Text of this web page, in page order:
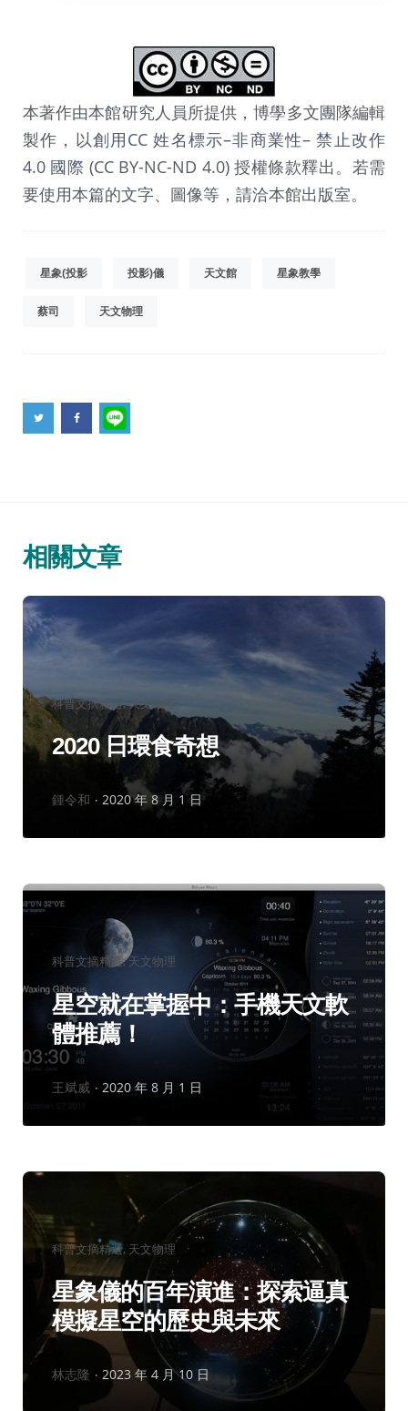
本著作由本館研究人員所提供，博學多文團隊編輯
製作，以創用CC 姓名標示–非商業性– 禁止改作
4.0 國際 (CC BY-NC-ND 4.0) 授權條款釋出。若需
要使用本篇的文字、圖像等，請洽本館出版室。
星象(投影 投影)儀 天文館 星象教學
蔡司 天文物理
相關文章
分
類：
科普文摘精選 天文物理
2020 日環食奇想
作
鍾令和 2020 年 8 月 1 日
分
類：
科普文摘精選 天文物理
星空就在掌握中：手機天文軟
體推薦！
作
王斌威 2020 年 8 月 1 日
分
類：
科普文摘精選 天文物理
星象儀的百年演進：探索逼真
模擬星空的歷史與未來
作
林志隆 2023 年 4 月 10 日